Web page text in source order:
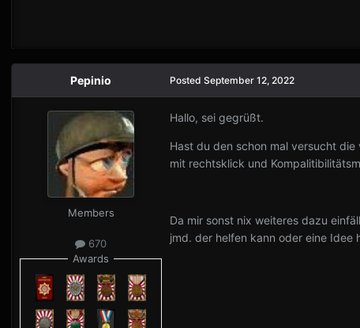
Pepinio
Members
670
Awards
Posted September 12, 2022
Hallo, sei gegrüßt.
Hast du den schon mal versucht
mit rechtsklick und
Da mir sonst nix weiteres dazu
jmd. der helfen kann oder eine Idee